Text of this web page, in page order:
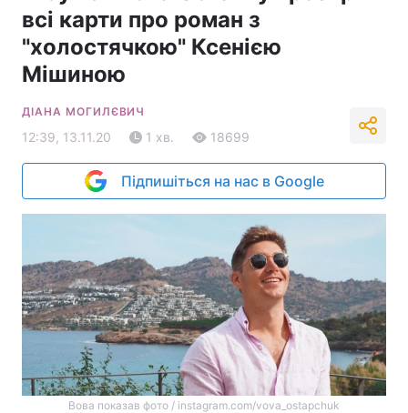
всі карти про роман з
"холостячкою" Ксенією
Мішиною
ДІАНА МОГИЛЄВИЧ
12:39, 13.11.20 1 хв. 18699
Підпишіться на нас в Google
Вова показав фото / instagram.com/vova_ostapchuk